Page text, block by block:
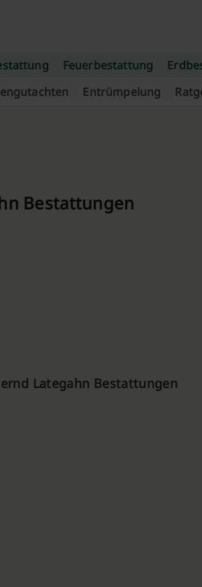
Feuerbestattung
Entrümpelung
Bestattungen
Lategahn Bestattungen